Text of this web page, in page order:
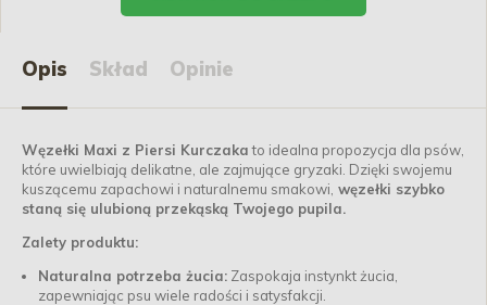
Opis Skład Opinie
Węzełki Maxi z Piersi Kurczakato idealna propozycja dla psów,
które uwielbiają delikatne, ale zajmujące gryzaki. Dzięki swojemu
kuszącemu zapachowi i naturalnemu smakowi, węzełki szybko
staną się ulubioną przekąską Twojego pupila.
Zalety produktu:
Naturalna potrzeba żucia: Zaspokaja instynkt żucia,
zapewniając psu wiele radości i satysfakcji.